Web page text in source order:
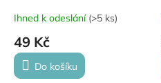
Ihned k odeslání (>5 ks)
49 Kč
Do košíku